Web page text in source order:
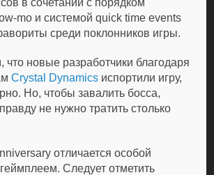
в сочетании с порядком
mo и системой quick time events
среди поклонников игры.
что новые разработчики благодаря
Crystal Dynamics испортили игру,
Но, чтобы завалить босса,
не нужно тратить столько
отличается особой
Следует отметить